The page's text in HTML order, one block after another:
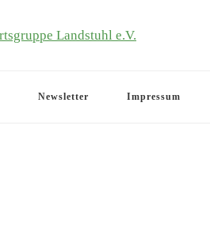
Newsletter Impressum